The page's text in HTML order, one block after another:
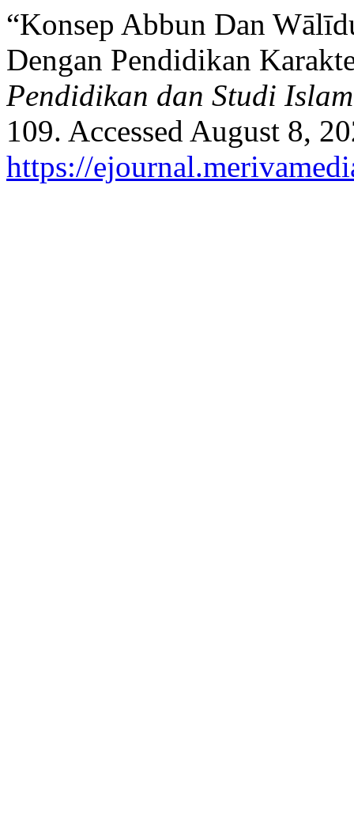
“Konsep Abbun Dan
Dengan Pendidikan
Pendidikan dan Studi Islam
109. Accessed August 8,
https://